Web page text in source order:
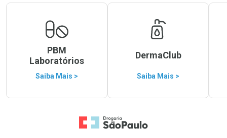
PBM
Laboratórios
Saiba Mais >
DermaClub
Saiba Mais >
Ir para a Home